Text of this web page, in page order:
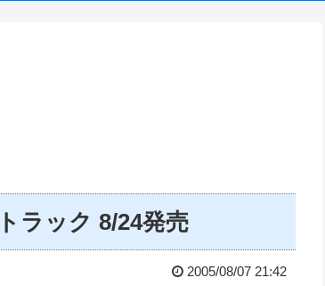
ラック 8/24発売
2005/08/07 21:42